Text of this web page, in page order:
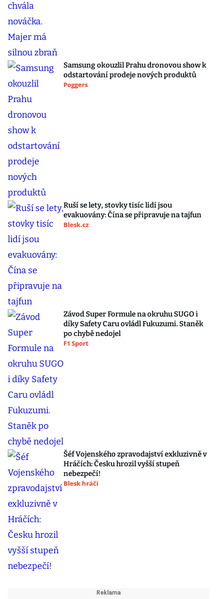
Samsung okouzlil Prahu dronovou show k
odstartování prodeje nových produktů
Poggers
Ruší se lety, stovky tisíc lidí jsou
evakuovány: Čína se připravuje na tajfun
Blesk.cz
Závod Super Formule na okruhu SUGO i
díky Safety Caru ovládl Fukuzumi. Staněk
po chybě nedojel
F1 Sport
Šéf Vojenského zpravodajství exkluzivně v
Hráčích: Česku hrozil vyšší stupeň
nebezpečí!
Blesk hráči